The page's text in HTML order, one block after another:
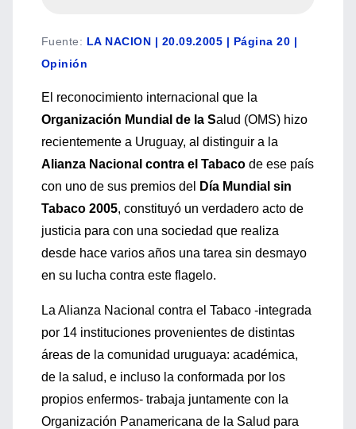
Fuente: LA NACION | 20.09.2005 | Página 20 |
Opinión
El reconocimiento internacional que la
Organización Mundial de la Salud (OMS) hizo
recientemente a Uruguay, al distinguir a la
Alianza Nacional contra el Tabaco de ese país
con uno de sus premios del
Día Mundial sin
Tabaco 2005, constituyó un verdadero acto de
justicia para con una sociedad que realiza
desde hace varios años una tarea sin desmayo
en su lucha contra este flagelo.
La Alianza Nacional contra el Tabaco -integrada
por 14 instituciones provenientes de distintas
áreas de la comunidad uruguaya: académica,
de la salud, e incluso la conformada por los
propios enfermos- trabaja juntamente con la
Organización Panamericana de la Salud para